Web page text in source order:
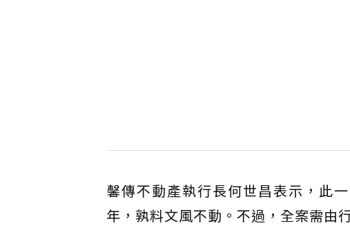
馨傳不動產執行長何世昌表示，此
年，孰料文風不動。不過，全案需由